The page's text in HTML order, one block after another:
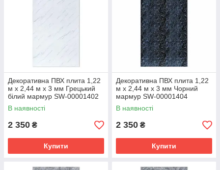
Декоративна ПВХ плита 1,22
м х 2,44 м х 3 мм Грецький
білий мармур SW-00001402
В наявності
2 350 ₴
Купити
Декоративна ПВХ плита 1,22
м х 2,44 м х 3 мм Чорний
мармур SW-00001404
В наявності
2 350 ₴
Купити